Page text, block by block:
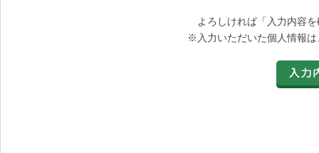
よろしければ「入力内容
※入力いただいた個人情報